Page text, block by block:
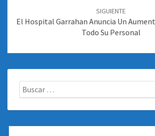
SIGUIENTE
El Hospital Garrahan Anuncia Un
Todo Su Personal
Buscar: